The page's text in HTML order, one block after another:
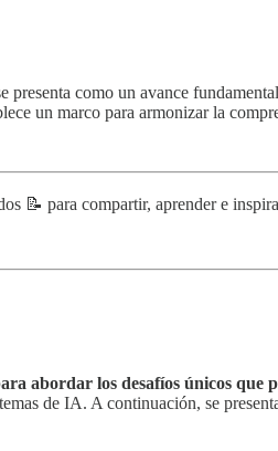
como un avance
un marco para armonizar la
📝 para compartir, aprender e
abordar los desafíos únicos que
de IA. A continuación, se